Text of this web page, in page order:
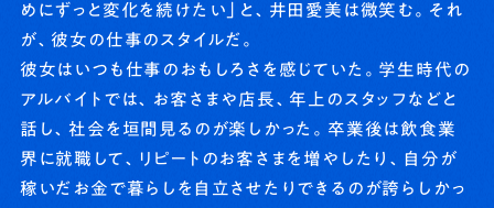
めにずっと変化を続けたい」と、井田愛美は微笑む。それ
が、彼女の仕事のスタイルだ。
彼女はいつも仕事のおもしろさを感じていた。学生時代の
アルバイトでは、お客さまや店長、年上のスタッフなどと
話し、社会を垣間見るのが楽しかった。卒業後は飲食業
界に就職して、リピートのお客さまを増やしたり、自分が
稼いだお金で暮らしを自立させたりできるのが誇らしかっ